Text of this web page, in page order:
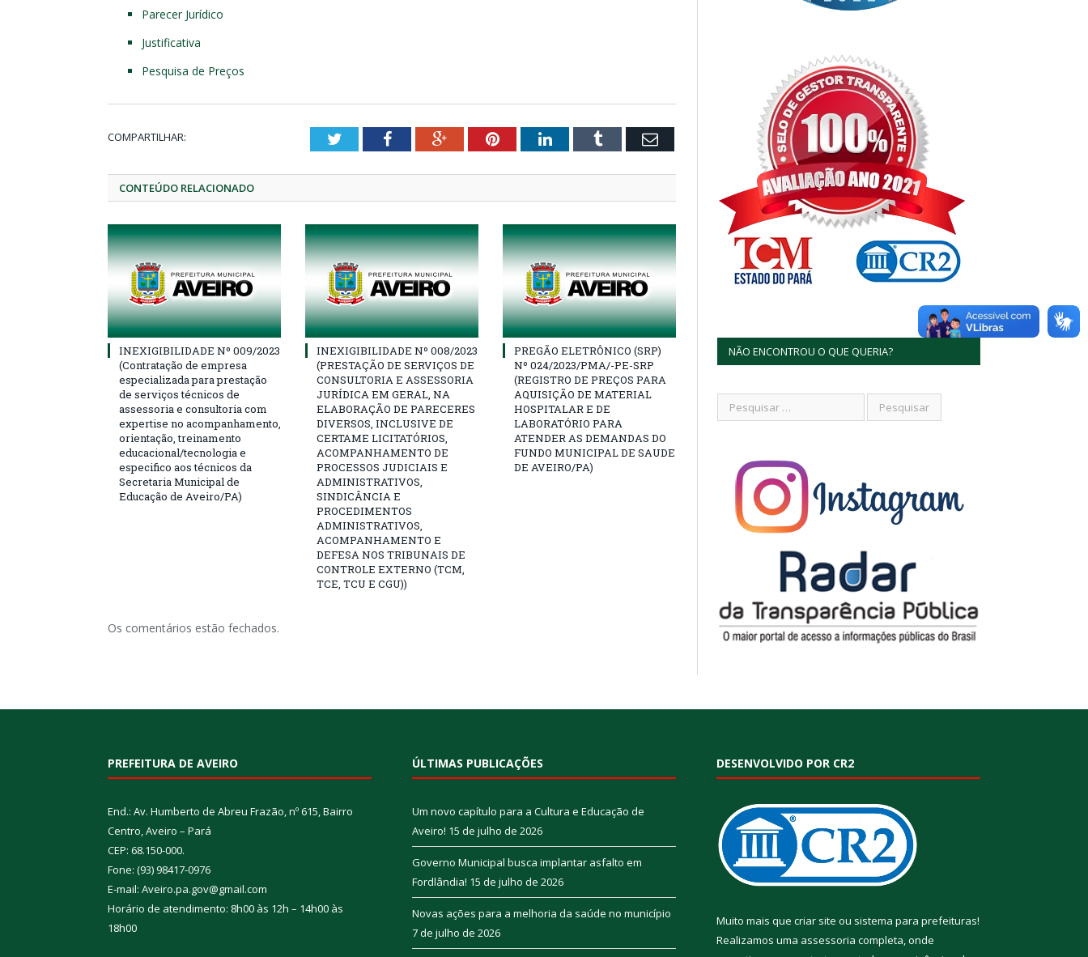
Parecer Jurídico
Justificativa
Pesquisa de Preços
COMPARTILHAR: TwitterFacebookGoogle+PinterestLinkedInTumblr Email
CONTEÚDO RELACIONADO
INEXIGIBILIDADE Nº 009/2023
(Contratação de empresa
especializada para prestação
de serviços técnicos de
assessoria e consultoria com
expertise no acompanhamento,
orientação, treinamento
educacional/tecnologia e
especifico aos técnicos da
Secretaria Municipal de
Educação de Aveiro/PA)
INEXIGIBILIDADE Nº 008/2023
(PRESTAÇÃO DE SERVIÇOS DE
CONSULTORIA E ASSESSORIA
JURÍDICA EM GERAL, NA
ELABORAÇÃO DE PARECERES
DIVERSOS, INCLUSIVE DE
CERTAME LICITATÓRIOS,
ACOMPANHAMENTO DE
PROCESSOS JUDICIAIS E
ADMINISTRATIVOS,
SINDICÂNCIA E
PROCEDIMENTOS
ADMINISTRATIVOS,
ACOMPANHAMENTO E
DEFESA NOS TRIBUNAIS DE
CONTROLE EXTERNO (TCM,
TCE, TCU E CGU))
PREGÃO ELETRÔNICO (SRP)
Nº 024/2023/PMA/-PE-SRP
(REGISTRO DE PREÇOS PARA
AQUISIÇÃO DE MATERIAL
HOSPITALAR E DE
LABORATÓRIO PARA
ATENDER AS DEMANDAS DO
FUNDO MUNICIPAL DE SAUDE
DE AVEIRO/PA)
Os comentários estão fechados.
NÃO ENCONTROU O QUE QUERIA?
PREFEITURA DE AVEIRO
End.: Av. Humberto de Abreu Frazão, nº 615, Bairro
Centro, Aveiro – Pará
CEP: 68.150-000.
Fone: (93) 98417-0976
E-mail: Aveiro.pa.gov@gmail.com
Horário de atendimento: 8h00 às 12h – 14h00 às
18h00
ÚLTIMAS PUBLICAÇÕES
Um novo capítulo para a Cultura e Educação de
Aveiro! 15 de julho de 2026
Governo Municipal busca implantar asfalto em
Fordlândia! 15 de julho de 2026
Novas ações para a melhoria da saúde no município
7 de julho de 2026
DESENVOLVIDO POR CR2
Muito mais que criar site ou sistema para prefeituras!
Realizamos uma assessoria completa, onde